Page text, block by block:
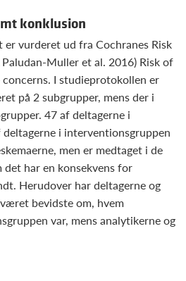
konklusion
vurderet ud fra Cochranes Risk
Muller et al. 2016) Risk of
I studieprotokollen er
på 2 subgrupper, mens der i
47 af deltagerne i
i interventionsgruppen
men er medtaget i de
har en konsekvens for
Herudover har deltagerne og
bevidste om, hvem
var, mens analytikerne og